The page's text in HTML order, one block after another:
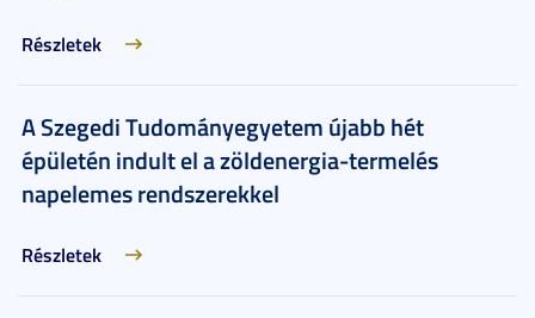
Részletek
A Szegedi Tudományegyetem újabb hét
épületén indult el a zöldenergia-termelés
napelemes rendszerekkel
Részletek